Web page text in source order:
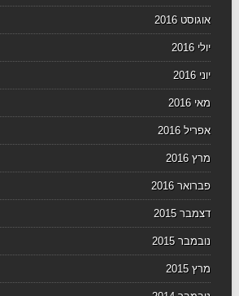
אוגוסט 2016
יולי 2016
יוני 2016
מאי 2016
אפריל 2016
מרץ 2016
פברואר 2016
דצמבר 2015
נובמבר 2015
מרץ 2015